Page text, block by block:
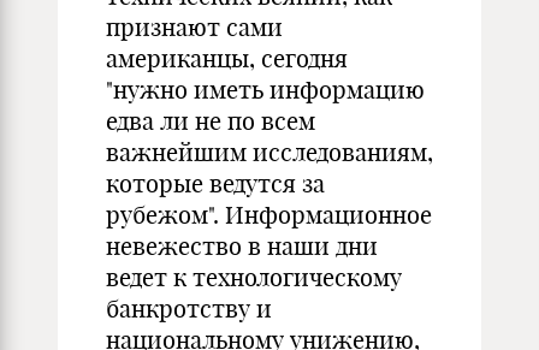
признают сами
американцы, сегодня
"нужно иметь информацию
едва ли не по всем
важнейшим исследованиям,
которые ведутся за
рубежом". Информационное
невежество в наши дни
ведет к технологическому
банкротству и
национальному унижению,